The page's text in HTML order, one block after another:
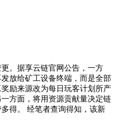
。据享云链官网公告，一方
放给矿工设备终端，而是全部
励来源改为每日玩客计划所产
方面，将用资源贡献量决定链
得。 经笔者查询得知，该新